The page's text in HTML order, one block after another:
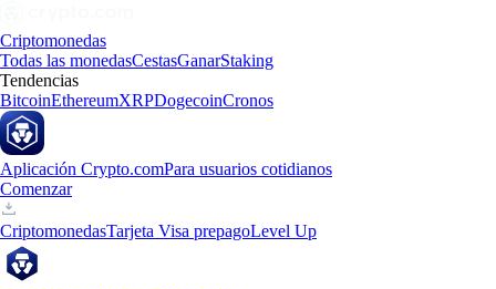
Criptomonedas
Todas las monedasCestasGanarStaking
Tendencias
BitcoinEthereumXRPDogecoinCronos
Aplicación Crypto.comPara usuarios cotidianos
Comenzar
CriptomonedasTarjeta Visa prepagoLevel Up